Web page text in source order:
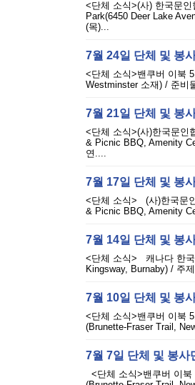
<단체 소식>(사) 한국문
Park(6450 Deer Lake
(목)...
7월 24일 단체 및 봉
<단체 소식>밴쿠버 이북
Westminster 소재) / 준비
7월 21일 단체 및 봉
<단체 소식>(사)한국문인
& Picnic BBQ, Amenity
연....
7월 17일 단체 및 봉
<단체 소식> (사)한국문
& Picnic BBQ, Amenity
7월 14일 단체 및 봉
<단체 소식> 캐나다 한
Kingsway, Burnaby) / 주
7월 10일 단체 및 봉
<단체 소식>밴쿠버 이북
(Brunette-Fraser Trail,
7월 7일 단체 및 봉사
<단체 소식>밴쿠버 이